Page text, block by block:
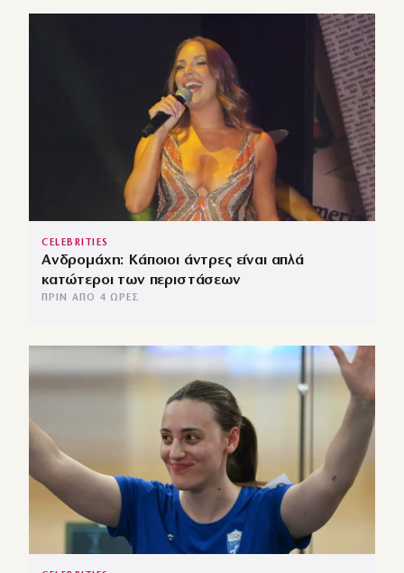
CELEBRITIES
Ανδρομάχη: Κάποιοι άντρες είναι απλά
κατώτεροι των περιστάσεων
ΠΡΙΝ ΑΠΌ 4 ΏΡΕΣ